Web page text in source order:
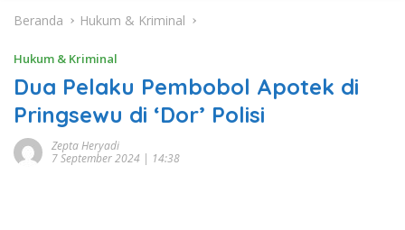
Beranda Hukum & Kriminal
Hukum & Kriminal
Dua Pelaku Pembobol Apotek di
Pringsewu di ‘Dor’ Polisi
Zepta Heryadi
7 September 2024 | 14:38